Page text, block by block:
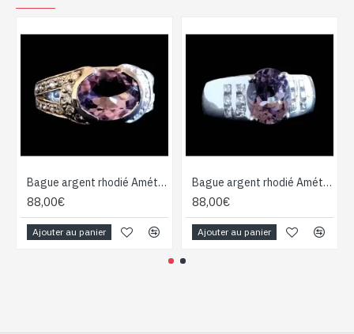
Bague argent rhodié Améthyste naturelle
88,00€
Ajouter au panier
Bague argent rhodié Améthyste naturelle
88,00€
Ajouter au panier